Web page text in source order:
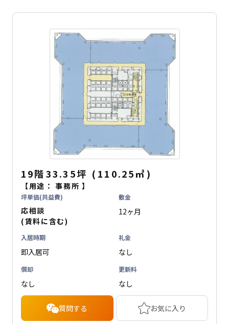
19階33.35坪 ( 110.25㎡ )
【用途：事務所 】
坪単価(共益費)
応相談
(賃料に含む)
敷金
12ヶ月
入居時期
即入居可
礼金
なし
償却
なし
更新料
なし
質問する お気に入り